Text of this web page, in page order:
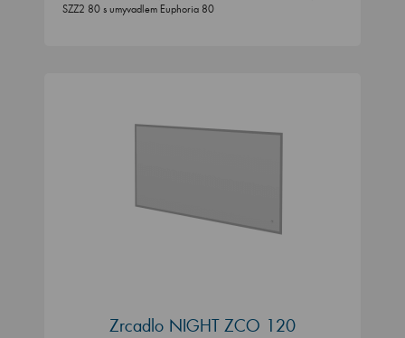
SZZ2 80 s umyvadlem Euphoria 80
Zrcadlo NIGHT ZCO 120